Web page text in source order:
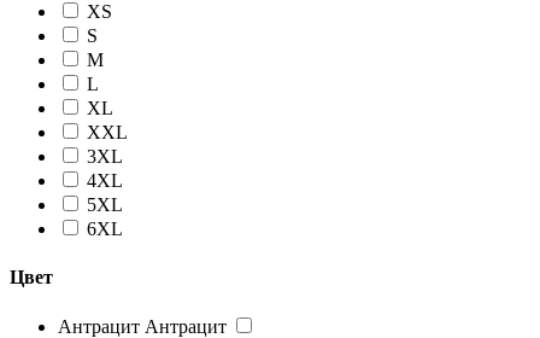
XS
S
M
L
XL
XXL
3XL
4XL
5XL
6XL
Цвет
Антрацит Антрацит